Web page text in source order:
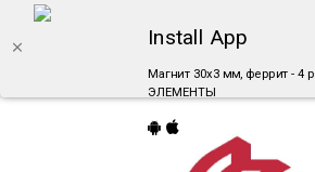
Install App
Магнит 30х3 мм, феррит - 4
ЭЛЕМЕНТЫ